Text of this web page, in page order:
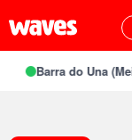
Barra do Una